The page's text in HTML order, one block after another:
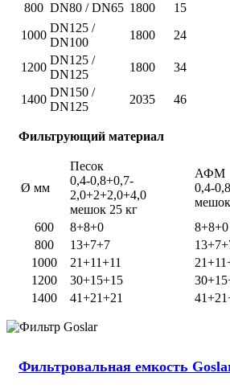
800 DN80 / DN65 1800 15
1000
DN125 /
DN100
1800 24
1200
DN125 /
DN125
1800 34
1400
DN150 /
DN125
2035 46
Фильтрующий материал
Ø мм
Песок
0,4-0,8+0,7-
2,0+2+2,0+4,0
мешок 25 кг
АФМ
0,4-
600
8+8+0
8+8+0
800
13+7+7
1000
21+11+11
1200
30+15+15
1400
41+21+21
Фильтровальная емкость